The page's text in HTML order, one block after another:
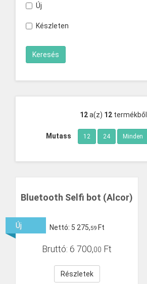
Új
Készleten
12a(z) 12 termékből
Mutass 12 24 Minden
Bluetooth Selfi bot (Alcor)
Nettó: 5 275,59 Ft
Bruttó: 6 700,00 Ft
Részletek
Új